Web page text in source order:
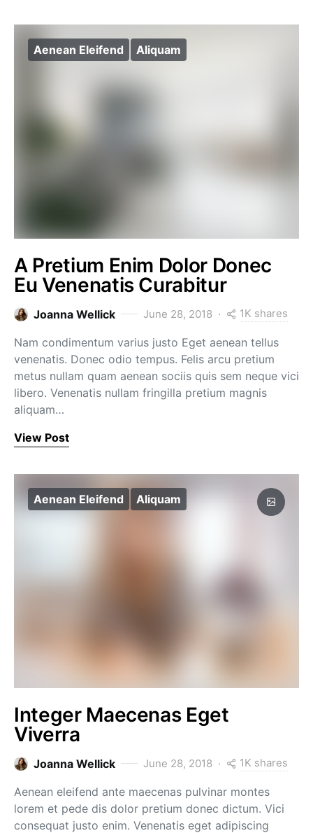
Aenean Eleifend Aliquam
A Pretium Enim Dolor Donec
Eu Venenatis Curabitur
Joanna Wellick June 28, 2018 1K shares
Nam condimentum varius justo Eget aenean tellus
venenatis. Donec odio tempus. Felis arcu pretium
metus nullam quam aenean sociis quis sem neque vici
libero. Venenatis nullam fringilla pretium magnis
aliquam…
View Post
Aenean Eleifend Aliquam
Integer Maecenas Eget
Viverra
Joanna Wellick June 28, 2018 1K shares
Aenean eleifend ante maecenas pulvinar montes
lorem et pede dis dolor pretium donec dictum. Vici
consequat justo enim. Venenatis eget adipiscing